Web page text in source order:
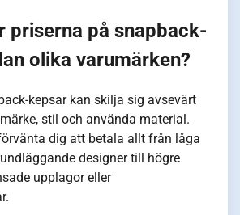
priserna på snapback-
olika varumärken?
kepsar kan skilja sig avsevärt
stil och använda material.
dig att betala allt från låga
designer till högre
upplagor eller